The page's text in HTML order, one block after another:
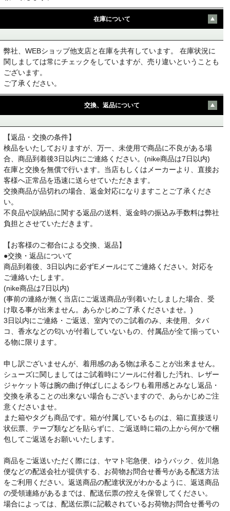
在庫について
弊社、WEBショップ他支店と在庫を共有しています。 在庫状況に
関しましては常にチェックをしていますが、売り違いということも
ございます。
ご了承ください。
交換、返品について
【返品・交換の条件】
検品をいたしておりますが、万一、未使用で商品に不良がある場
合、商品到着後3日以内にご連絡ください。(nike商品は7日以内)
在庫と交換を無償で行います。当店もしくはメーカーより、直接お
客様へ正常品を迅速に送らせていただきます。
交換商品が品切れの場合、返金対応になりますことご了承くださ
い。
不良品や誤納品に関する返品の送料、返金時の振込み手数料は弊社
負担とさせていただきます。
【お客様のご都合による交換、返品】
●交換・返品について
商品到着後、3日以内に必ずEメールにてご連絡ください。対応を
ご連絡いたします。
(nike商品は7日以内)
(事前の連絡が無く当店にご返送商品が到着いたしました場合、受
け取る事が出来ません。あらかじめご了承くださいませ。)
3日以内にご連絡・ご返送、室内でのご試着のみ、未使用、タバ
コ、香水などの匂いが付着していないもの、付属品が全て揃ってい
る物に限ります。
申し訳ございませんが、着用感のある物は承ることが出来ません。
シューズに関しましてはご試着時にソールに付着した汚れ、レザー
ジャケット等は腕の曲げ伸ばしによるシワも着用感とみなし返品・
交換を承ることの出来ない場合もございますので、あらかじめご注
意くださいませ。
また箱やタグも商品です。箱が付属しているものは、箱に直接送り
状伝票、テープ類などを貼らずに、ご返送時に箱の上から何かで梱
包してご返送をお願いいたします。
商品をご返送いただく際には、ヤマト宅急便、ゆうパック、佐川急
便などの配送会社が提供する、お荷物お問合せ番号がある配送方法
をご利用ください。返送商品の配達状況がわかるように、返送商品
の受領連絡があるまでは、配送伝票の控えを保管してください。
場合によっては、配送伝票に記載されているお荷物お問合せ番号の